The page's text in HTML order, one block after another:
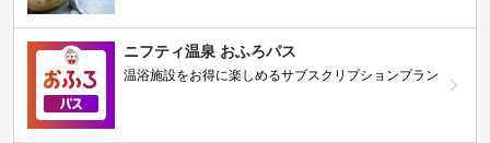
ニフティ温泉 おふろパス
温浴施設をお得に楽しめるサブスクリプションプラン